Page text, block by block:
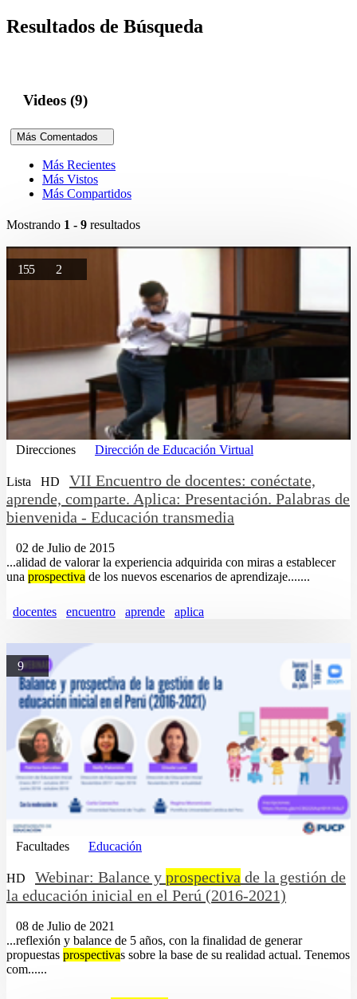
Resultados de Búsqueda
Videos (9)
Más Comentados
Más Recientes
Más Vistos
Más Compartidos
Mostrando 1 - 9 resultados
155 2
Direcciones Dirección de Educación Virtual
Lista HD
VII Encuentro de docentes: conéctate,
aprende, comparte. Aplica: Presentación. Palabras de
bienvenida - Educación transmedia
02 de Julio de 2015
...alidad de valorar la experiencia adquirida con miras a establecer
una prospectiva de los nuevos escenarios de aprendizaje.......
docentes encuentro aprende aplica
9
Facultades Educación
HD Webinar: Balance y prospectiva de la gestión de
la educación inicial en el Perú (2016-2021)
08 de Julio de 2021
...reflexión y balance de 5 años, con la finalidad de generar
propuestas prospectivas sobre la base de su realidad actual. Tenemos
com......